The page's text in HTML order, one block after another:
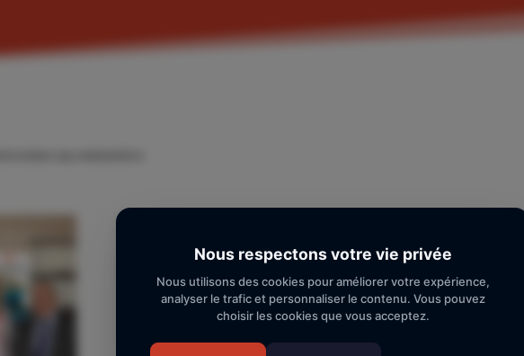
à recu dans ses bureaux
député des P.O. Pierre Aylagas.
Entretien très ouvert au cours duquel Francis Roque,
développer l’argumentaire en faveur des polyhandicapés,
Nous respectons votre vie privée
Nous utilisons des cookies pour améliorer votre expérience,
analyser le trafic et personnaliser le contenu. Vous pouvez
choisir les cookies que vous acceptez.